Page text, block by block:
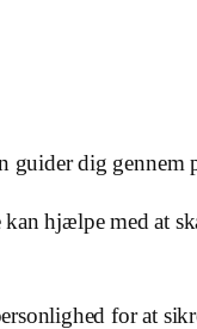
guider dig gennem
hjælpe med at
for at